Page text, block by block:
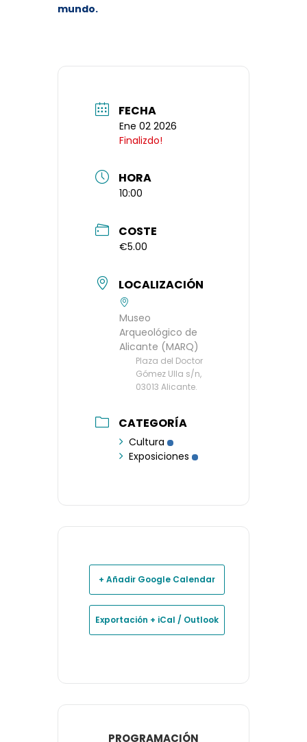
mundo.
FECHA
Ene 02 2026
Finalizdo!
HORA
10:00
COSTE
€5.00
LOCALIZACIÓN
Museo
Arqueológico de
Alicante (MARQ)
Plaza del Doctor
Gómez Ulla s/n,
03013 Alicante.
CATEGORÍA
Cultura
Exposiciones
+ Añadir Google Calendar
Exportación + iCal / Outlook
PROGRAMACIÓN